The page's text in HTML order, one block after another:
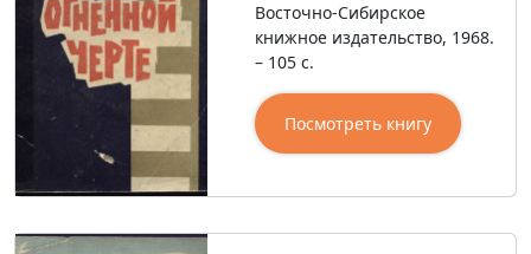
Восточно-Сибирское
книжное издательство, 1968.
– 105 с.
Посмотреть книгу